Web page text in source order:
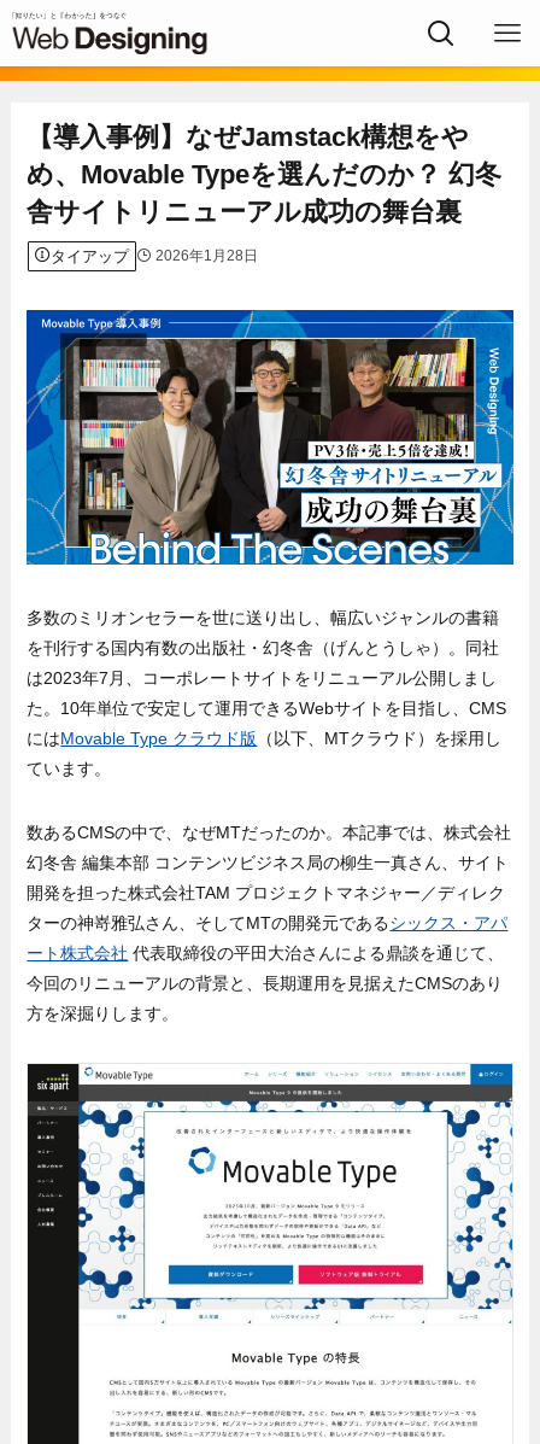
【導入事例】なぜJamstack構想をや
め、Movable Typeを選んだのか？ 幻冬
舎サイトリニューアル成功の舞台裏
タイアップ 2026年1月28日
多数のミリオンセラーを世に送り出し、幅広いジャンルの書籍
を刊行する国内有数の出版社・幻冬舎（げんとうしゃ）。同社
は2023年7月、コーポレートサイトをリニューアル公開しまし
た。10年単位で安定して運用できるWebサイトを目指し、CMS
にはMovable Type クラウド版 （以下、MTクラウド）を採用し
ています。
数あるCMSの中で、なぜMTだったのか。本記事では、株式会社
幻冬舎 編集本部 コンテンツビジネス局の柳生一真さん、サイト
開発を担った株式会社TAM プロジェクトマネジャー／ディレク
ターの神嵜雅弘さん、そしてMTの開発元であるシックス・アパ
ート株式会社 代表取締役の平田大治さんによる鼎談を通じて、
今回のリニューアルの背景と、長期運用を見据えたCMSのあり
方を深掘りします。